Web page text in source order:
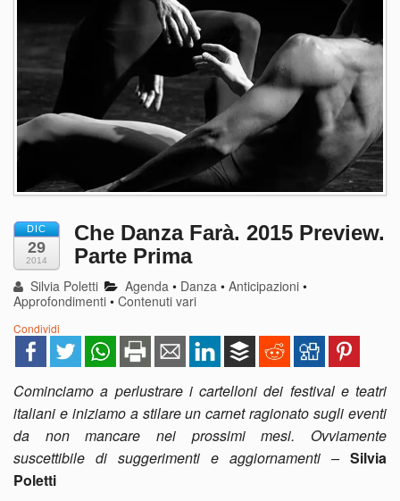
DIC
29
2014
Che Danza Farà. 2015 Preview.
Parte Prima
Silvia Poletti Agenda • Danza •Anticipazioni •
Approfondimenti • Contenuti vari
Condividi
Cominciamo a perlustrare i cartelloni dei festival e teatri
italiani e iniziamo a stilare un carnet ragionato sugli eventi
da non mancare nei prossimi mesi. Ovviamente
suscettibile di suggerimenti e aggiornamenti – Silvia
Poletti